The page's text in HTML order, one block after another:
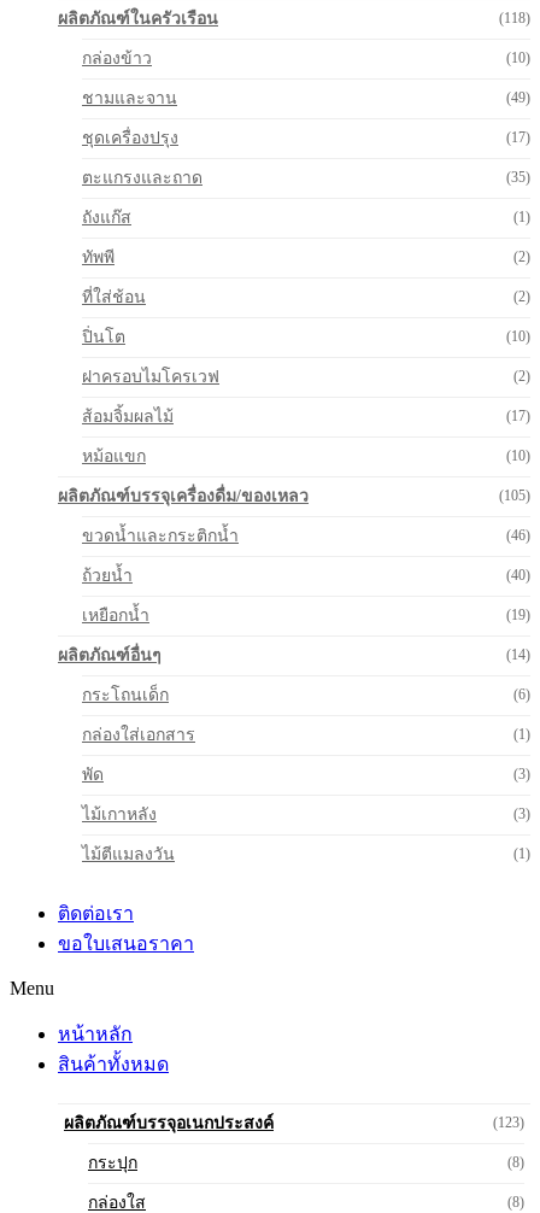
ผลิตภัณฑ์ในครัวเรือน (118)
กล่องข้าว (10)
ชามและจาน (49)
ชุดเครื่องปรุง (17)
ตะแกรงและถาด (35)
ถังแก๊ส (1)
ทัพพี (2)
ที่ใส่ช้อน (2)
ปิ่นโต (10)
ฝาครอบไมโครเวฟ (2)
ส้อมจิ้มผลไม้ (17)
หม้อแขก (10)
ผลิตภัณฑ์บรรจุเครื่องดื่ม/ของเหลว (105)
ขวดน้ำและกระติกน้ำ (46)
ถ้วยน้ำ (40)
เหยือกน้ำ (19)
ผลิตภัณฑ์อื่นๆ (14)
กระโถนเด็ก (6)
กล่องใส่เอกสาร (1)
พัด (3)
ไม้เกาหลัง (3)
ไม้ตีแมลงวัน (1)
ติดต่อเรา
ขอใบเสนอราคา
Menu
หน้าหลัก
สินค้าทั้งหมด
ผลิตภัณฑ์บรรจุอเนกประสงค์ (123)
กระปุก (8)
กล่องใส (8)